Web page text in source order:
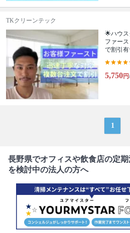
TKクリーンテック
🌟ハウ
ファー
で割引有
5,750円
1
長野県でオフィスや飲食店の定
を検討中の法人の方へ